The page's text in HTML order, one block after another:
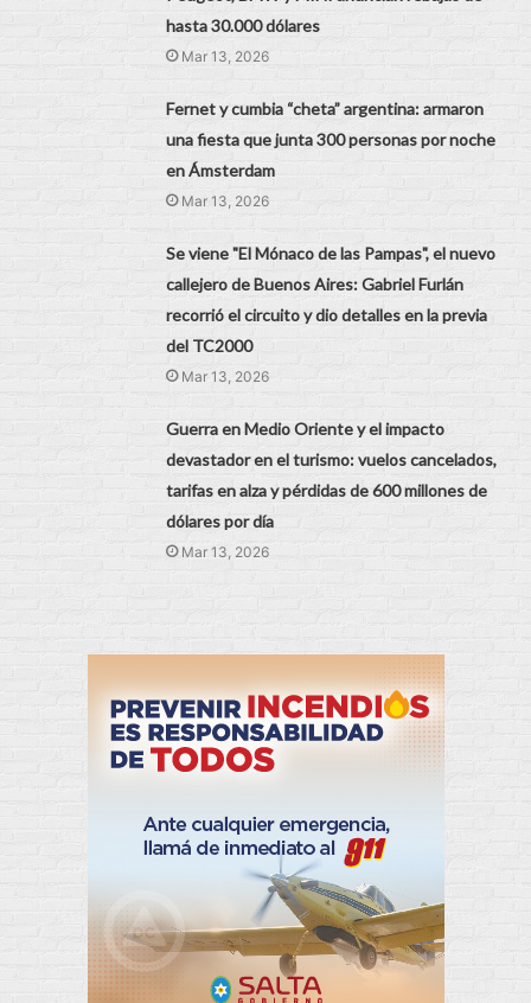
hasta 30.000 dólares
Mar 13, 2026
Fernet y cumbia “cheta” argentina: armaron
una fiesta que junta 300 personas por noche
en Ámsterdam
Mar 13, 2026
Se viene "El Mónaco de las Pampas", el nuevo
callejero de Buenos Aires: Gabriel Furlán
recorrió el circuito y dio detalles en la previa
del TC2000
Mar 13, 2026
Guerra en Medio Oriente y el impacto
devastador en el turismo: vuelos cancelados,
tarifas en alza y pérdidas de 600 millones de
dólares por día
Mar 13, 2026